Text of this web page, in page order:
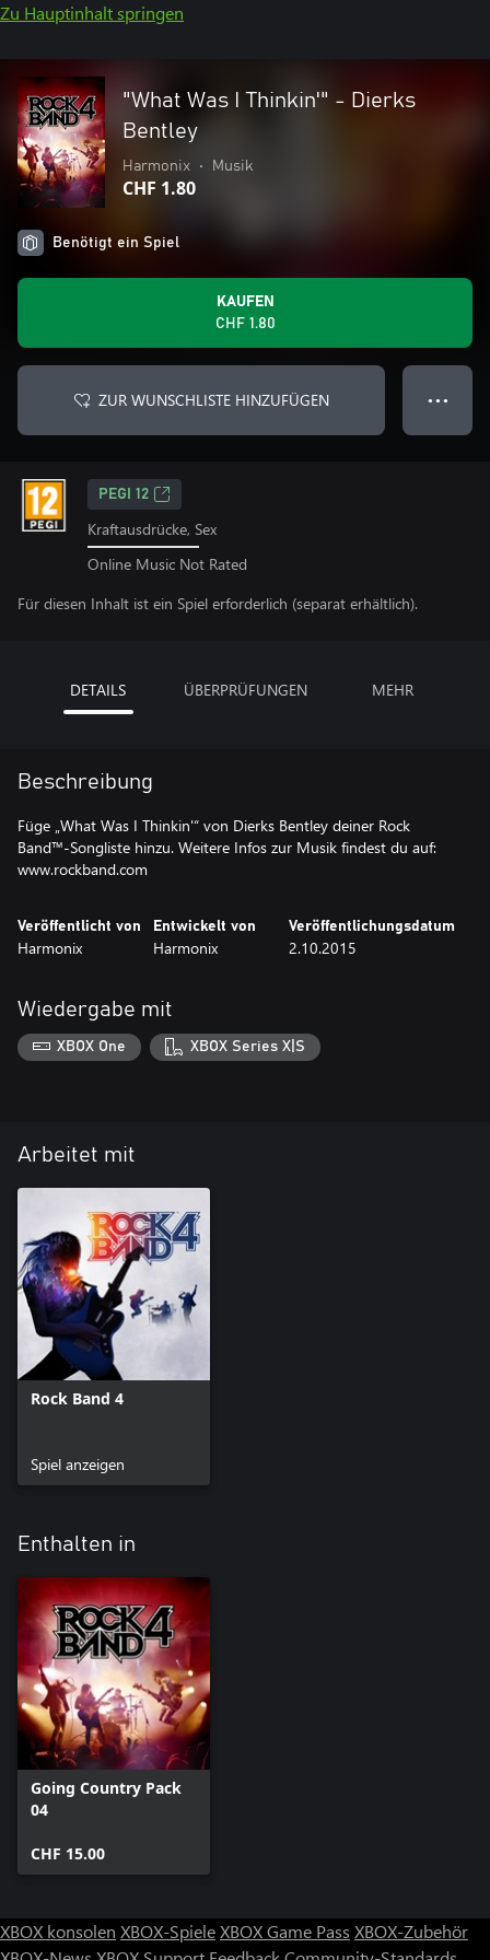
Zu Hauptinhalt springen
"What Was I Thinkin'" - Dierks
Bentley
Harmonix • Musik
CHF 1.80
Benötigt ein Spiel
KAUFEN
CHF 1.80
ZUR WUNSCHLISTE HINZUFÜGEN ● ● ●
PEGI 12
Kraftausdrücke, Sex
Online Music Not Rated
Für diesen Inhalt ist ein Spiel erforderlich (separat erhältlich).
DETAILS ÜBERPRÜFUNGEN MEHR
Beschreibung
Füge „What Was I Thinkin'“ von Dierks Bentley deiner Rock
Band™-Songliste hinzu. Weitere Infos zur Musik findest du auf:
www.rockband.com
Veröffentlicht von
Harmonix
Entwickelt von
Harmonix
Veröffentlichungsdatum
2.10.2015
Wiedergabe mit
XBOX One XBOX Series X|S
Arbeitet mit
Rock Band 4
Spiel anzeigen
Enthalten in
Going Country Pack
04
CHF 15.00
XBOX konsolen XBOX-SpieleXBOX Game Pass XBOX-Zubehör